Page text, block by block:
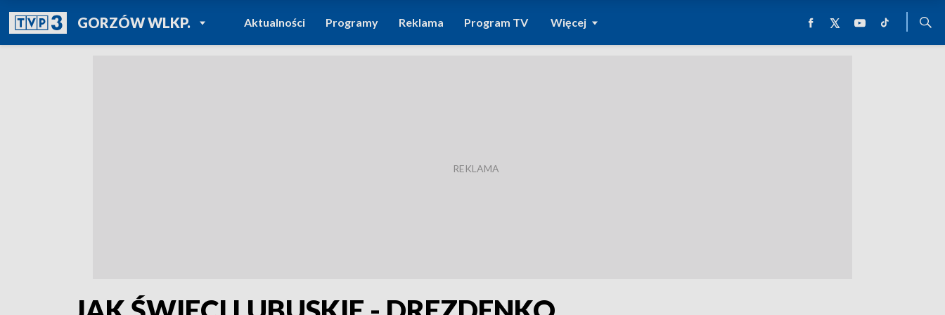
GORZÓW WLKP.POWRÓT DO
TVP REGIONY
Aktualności Programy Reklama Program TV Więcej